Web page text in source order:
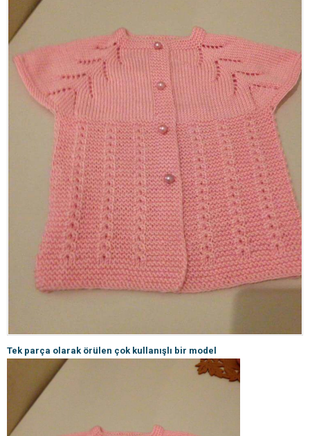
Tek parça olarak örülen çok kullanışlı bir model